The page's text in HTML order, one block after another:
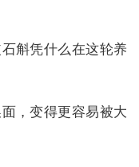
斛凭什么在这轮养
，变得更容易被大